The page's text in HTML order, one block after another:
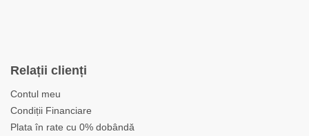
Relații clienți
Contul meu
Condiții Financiare
Plata în rate cu 0% dobândă